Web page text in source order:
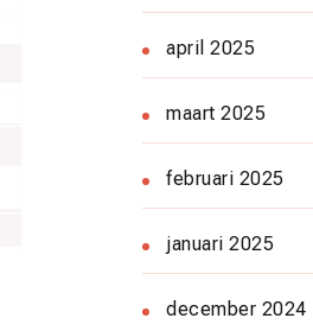
april 2025
maart 2025
februari 2025
januari 2025
december 2024